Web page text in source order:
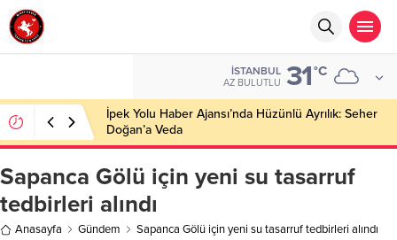
İSTANBUL
AZ BULUTLU 31°C
İpek Yolu Haber Ajansı’nda Hüzünlü Ayrılık: Seher
Doğan’a Veda
Sapanca Gölü için yeni su tasarruf
tedbirleri alındı
Anasayfa Gündem Sapanca Gölü için yeni su tasarruf tedbirleri alındı